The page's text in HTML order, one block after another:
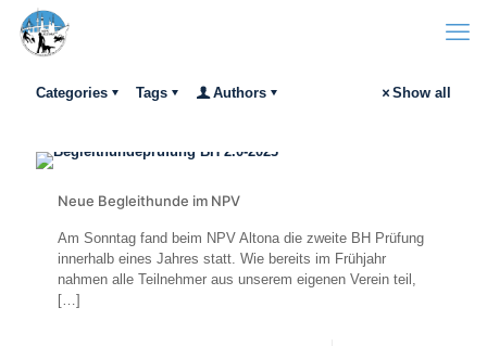
Categories Tags Authors Show all
Neue Begleithunde im NPV
Am Sonntag fand beim NPV Altona die zweite BH Prüfung
innerhalb eines Jahres statt. Wie bereits im Frühjahr
nahmen alle Teilnehmer aus unserem eigenen Verein teil,
[…]